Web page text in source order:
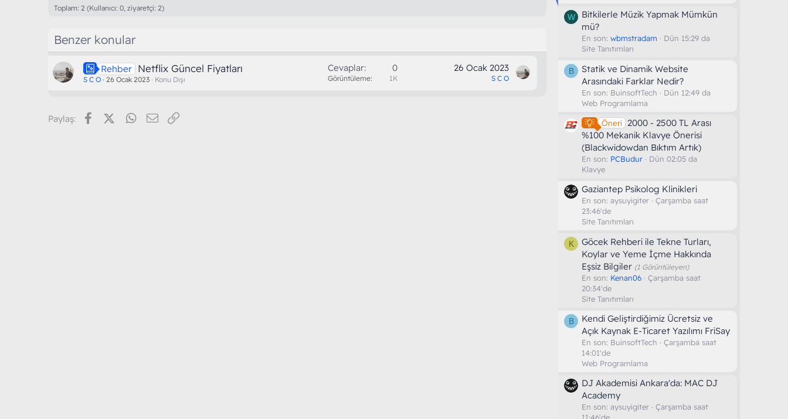
Toplam: 2 (Kullanıcı: 0, ziyaretçi: 2)
Benzer konular
Rehber Netflix Güncel Fiyatları
S C O 26 Ocak 2023 Konu Dışı
Cevaplar 0
Görüntüleme 1K
26 Ocak 2023
S C O
Paylaş: FacebookX (Twitter)WhatsApp
E-posta
W
Bitkilerle Müzik Yapmak Mümkün
mü?
En son: wbmstradam
Dün 15:29 da
Site Tanıtımları
B
Statik ve Dinamik Website
Arasındaki Farklar Nedir?
En son: BuinsoftTech
Dün 12:49 da
Web Programlama
Öneri
2000 - 2500 TL Arası
%100 Mekanik Klavye Önerisi
(Blackwidowdan Bıktım Artık)
En son: PCBudur
Dün 02:05 da
Klavye
Gaziantep Psikolog Klinikleri
En son: aysuyigiter
Çarşamba saat
23:46'de
Site Tanıtımları
K
Göcek Rehberi ile Tekne Turları,
Koylar ve Yeme İçme Hakkında
Eşsiz Bilgiler (1 Görüntüleyen)
En son: Kenan06
Çarşamba saat
20:34'de
Site Tanıtımları
B
Kendi Geliştirdiğimiz Ücretsiz ve
Açık Kaynak E-Ticaret Yazılımı FriSay
En son: BuinsoftTech
Çarşamba saat
14:01'de
Web Programlama
DJ Akademisi Ankara'da: MAC DJ
Academy
En son: aysuyigiter
Çarşamba saat